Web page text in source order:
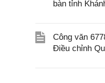
bàn tỉnh
Công văn
Điều chỉnh